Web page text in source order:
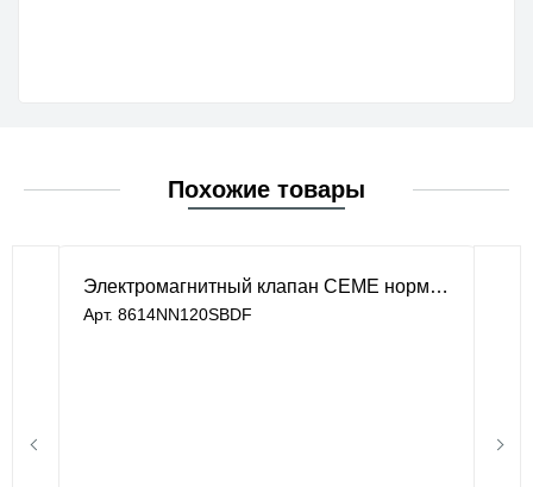
Похожие товары
Электромагнитный клапан CEME нормально закрытый 2-ход. 1/2" DN 12 220В/50HZ
Арт. 8614NN120SBDF